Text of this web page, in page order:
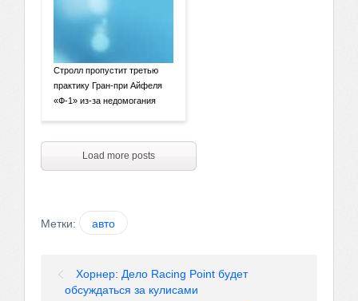
Стролл пропустит третью
практику Гран-при Айфеля
«Ф-1» из-за недомогания
Load more posts
Метки: авто
Хорнер: Дело Racing Point будет
обсуждаться за кулисами